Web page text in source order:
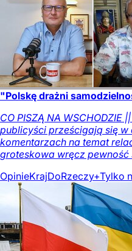
"Polskę drażni
CO PISZĄ NA
publicyści prześcigają się
komentarzach na temat
groteskowa wręcz pewność
OpinieKrajDoRzeczy+Tylko